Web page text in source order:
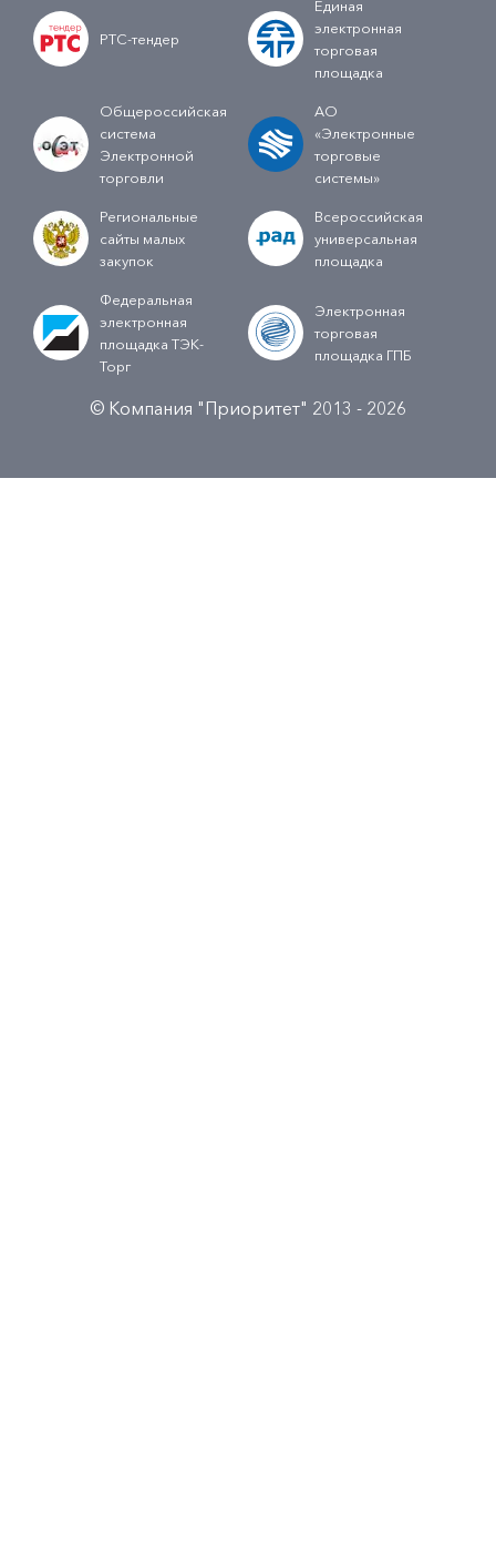
РТС-тендер
Единая
электронная
торговая
площадка
Общероссийская
система
Электронной
торговли
АО
«Электронные
торговые
системы»
Региональные
сайты малых
закупок
Всероссийская
универсальная
площадка
Федеральная
электронная
площадка ТЭК-
Торг
Электронная
торговая
площадка ГПБ
© Компания "Приоритет" 2013 - 2026